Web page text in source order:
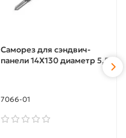
Саморез для сэндвич-
панели 14X130 диаметр 5,5
7066-01